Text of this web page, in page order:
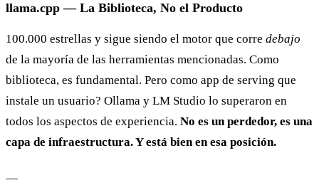
llama.cpp — La Biblioteca, No el Producto
100.000 estrellas y sigue siendo el motor que corre debajo
de la mayoría de las herramientas mencionadas. Como
biblioteca, es fundamental. Pero como app de serving que
instale un usuario? Ollama y LM Studio lo superaron en
todos los aspectos de experiencia. No es un perdedor, es una
capa de infraestructura. Y está bien en esa posición.
—